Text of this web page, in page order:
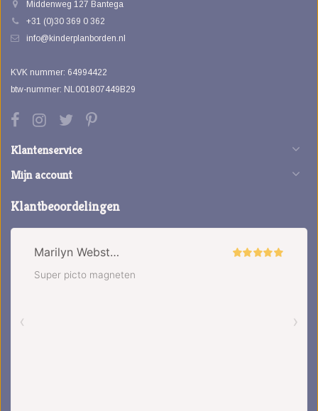
Middenweg 127 Bantega
+31 (0)30 369 0 362
info@kinderplanborden.nl
KVK nummer: 64994422
btw-nummer: NL001807449B29
Klantenservice
Mijn account
Klantbeoordelingen